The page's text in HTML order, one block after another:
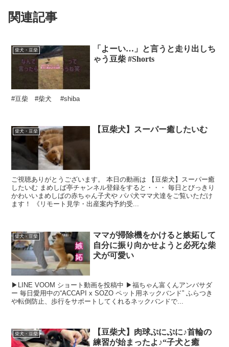
関連記事
柴犬・豆柴
「よーい…」と言うと走り出しち
ゃう豆柴 #Shorts
#豆柴 #柴犬 #shiba
柴犬・豆柴 【豆柴犬】スーパー癒したいむ
ご視聴ありがとうございます。 本日の動画は 【豆柴犬】スーパー癒
したいむ まめしば亭チャンネル登録をすると・・・ 毎日とびっきり
かわいいまめしばの赤ちゃん子犬や パパ犬ママ犬達をご覧いただけ
ます！ 《リモート見学・出産案内予約受...
柴犬・豆柴
ママが掃除機をかけると嫉妬して
自分に振り向かせようと必死な柴
犬が可愛い
▶︎LINE VOOM ショート動画を投稿中 ▶︎福ちゃん富くんアンバサダ
ー 毎日愛用中の“ACCAPI x SOZO ペット用ネックバンド” ふらつき
や転倒防止、歩行をサポートしてくれるネックバンドで...
柴犬・豆柴
【豆柴犬】肉球ぷにぷに♪首輪の
練習が始まったよ♪“子犬と癒